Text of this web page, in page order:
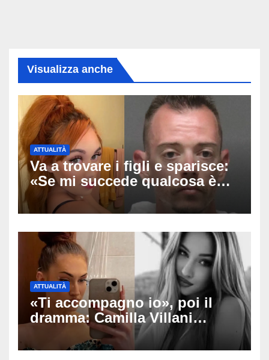
Visualizza anche
ATTUALITÀ
Va a trovare i figli e sparisce:
«Se mi succede qualcosa è
stato lui», Tatiana McIntyre
trovata morta a Fresno
ATTUALITÀ
«Ti accompagno io», poi il
dramma: Camilla Villani
muore a 20 anni dopo lo
schianto contro un muro,